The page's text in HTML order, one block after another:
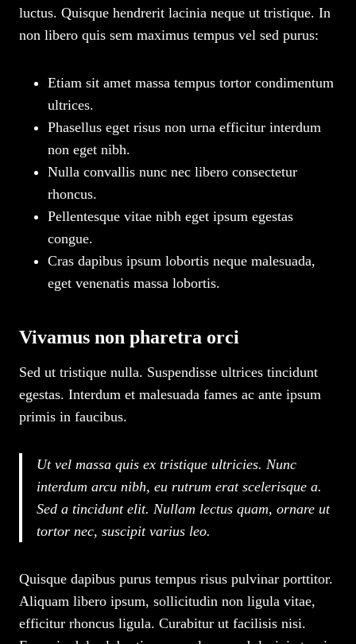
luctus. Quisque hendrerit lacinia neque ut tristique. In
non libero quis sem maximus tempus vel sed purus:
Etiam sit amet massa tempus tortor condimentum
ultrices.
Phasellus eget risus non urna efficitur interdum
non eget nibh.
Nulla convallis nunc nec libero consectetur
rhoncus.
Pellentesque vitae nibh eget ipsum egestas
congue.
Cras dapibus ipsum lobortis neque malesuada,
eget venenatis massa lobortis.
Vivamus non pharetra orci
Sed ut tristique nulla. Suspendisse ultrices tincidunt
egestas. Interdum et malesuada fames ac ante ipsum
primis in faucibus.
Ut vel massa quis ex tristique ultricies. Nunc
interdum arcu nibh, eu rutrum erat scelerisque a.
Sed a tincidunt elit. Nullam lectus quam, ornare ut
tortor nec, suscipit varius leo.
Quisque dapibus purus tempus risus pulvinar porttitor.
Aliquam libero ipsum, sollicitudin non ligula vitae,
efficitur rhoncus ligula. Curabitur ut facilisis nisi.